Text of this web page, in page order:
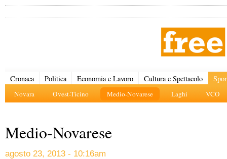
Cronaca Politica Economia e Lavoro Cultura e Spettacolo
Novara Ovest-Ticino Medio-Novarese Laghi VCO
Medio-Novarese
agosto 23, 2013 - 10:16am